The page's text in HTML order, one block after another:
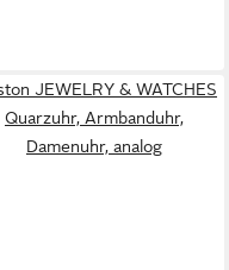
JEWELRY & WATCHES
Quarzuhr, Armbanduhr,
Damenuhr, analog